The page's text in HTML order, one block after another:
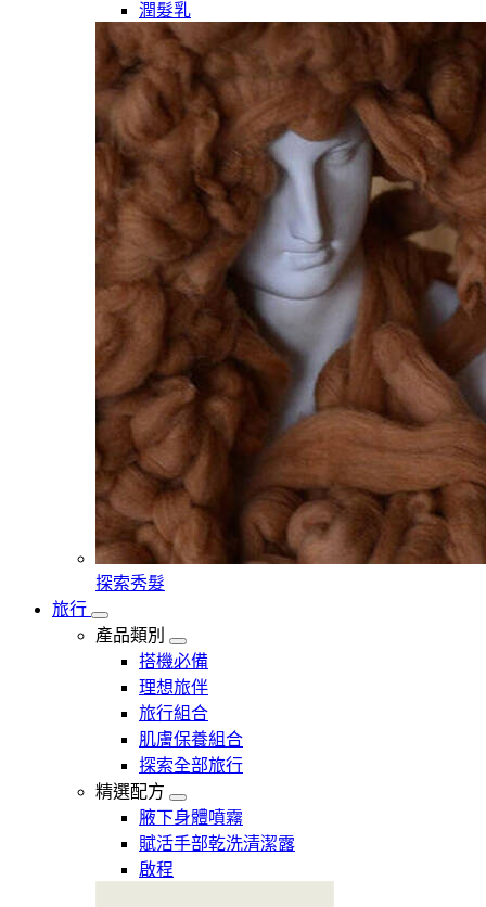
潤髮乳
探索秀髮
旅行
產品類別
搭機必備
理想旅伴
旅行組合
肌膚保養組合
探索全部旅行
精選配方
腋下身體噴霧
賦活手部乾洗清潔露
啟程